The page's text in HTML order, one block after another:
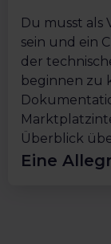
Du musst als
sein und ein
der
beginnen zu
Überblick
Eine